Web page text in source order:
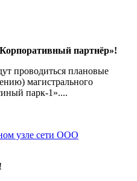
партнёр»!
проводиться плановые
магистрального
парк-1»....
узле сети ООО